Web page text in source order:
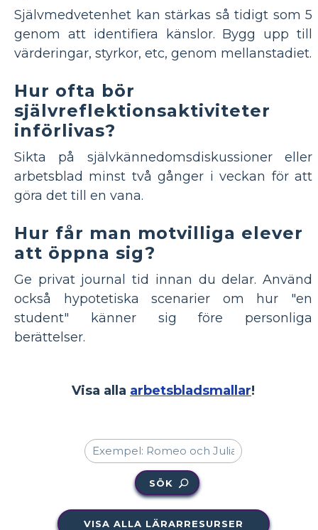
Självmedvetenhet kan stärkas så tidigt som 5
genom att identifiera känslor. Bygg upp till
värderingar, styrkor, etc, genom mellanstadiet.
Hur ofta bör
självreflektionsaktiviteter
införlivas?
Sikta på självkännedomsdiskussioner eller
arbetsblad minst två gånger i veckan för att
göra det till en vana.
Hur får man motvilliga elever
att öppna sig?
Ge privat journal tid innan du delar. Använd
också hypotetiska scenarier om hur "en
student" känner sig före personliga
berättelser.
Visa alla arbetsbladsmallar!
SÖK
VISA ALLA LÄRARRESURSER